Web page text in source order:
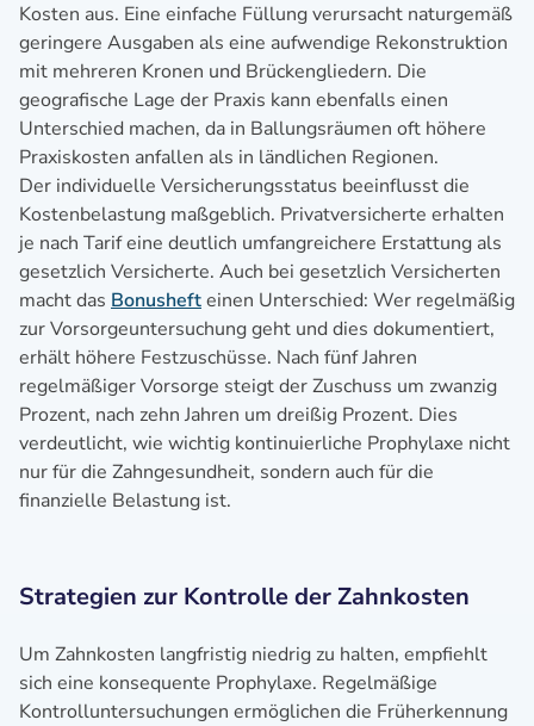
Kosten aus. Eine einfache Füllung verursacht naturgemäß
geringere Ausgaben als eine aufwendige Rekonstruktion
mit mehreren Kronen und Brückengliedern. Die
geografische Lage der Praxis kann ebenfalls einen
Unterschied machen, da in Ballungsräumen oft höhere
Praxiskosten anfallen als in ländlichen Regionen.
Der individuelle Versicherungsstatus beeinflusst die
Kostenbelastung maßgeblich. Privatversicherte erhalten
je nach Tarif eine deutlich umfangreichere Erstattung als
gesetzlich Versicherte. Auch bei gesetzlich Versicherten
macht das Bonushefteinen Unterschied: Wer regelmäßig
zur Vorsorgeuntersuchung geht und dies dokumentiert,
erhält höhere Festzuschüsse. Nach fünf Jahren
regelmäßiger Vorsorge steigt der Zuschuss um zwanzig
Prozent, nach zehn Jahren um dreißig Prozent. Dies
verdeutlicht, wie wichtig kontinuierliche Prophylaxe nicht
nur für die Zahngesundheit, sondern auch für die
finanzielle Belastung ist.
Strategien zur Kontrolle der Zahnkosten
Um Zahnkosten langfristig niedrig zu halten, empfiehlt
sich eine konsequente Prophylaxe. Regelmäßige
Kontrolluntersuchungen ermöglichen die Früherkennung